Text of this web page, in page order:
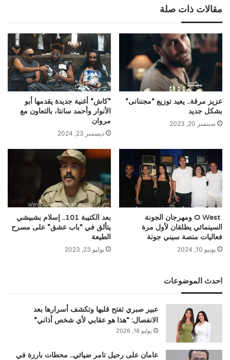
مقالات ذات صلة
عزيز مرقة.. يعيد توزيع “مجننانى”
بشكل جديد
سبتمبر 20, 2023
‏”كاش” أغنية جديدة يقدمها أبو
الأنوار وأحمد سانتا، بالتعاون مع
مروان
ديسمبر 23, 2024
O West ومهرجان الجونة
السينمائي يطلقان لأول مرة
فعاليات منصة سيني جونة
يونيو 10, 2024
بعد الكتيبة 101.. إسلام بشبيشي
يتألق في “باب عشق” على مسرح
الطيعة
يوليو 23, 2023
احدث الموضوعات
عبير صبري تفتح قلبها وتكشف أسرارها بعد
الانفصال: “هذا هو عقابي لأي شخص أذاني”
يوليو 18, 2026
عامان على رحيل تامر ضيائي.. محطات بارزة في